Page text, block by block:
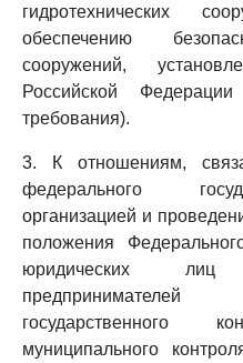
гидротехнических
обеспечению
сооружений,
Российской
требования).
3. К отношениям,
федерального
организацией и
положения
юридических
государственного
муниципального